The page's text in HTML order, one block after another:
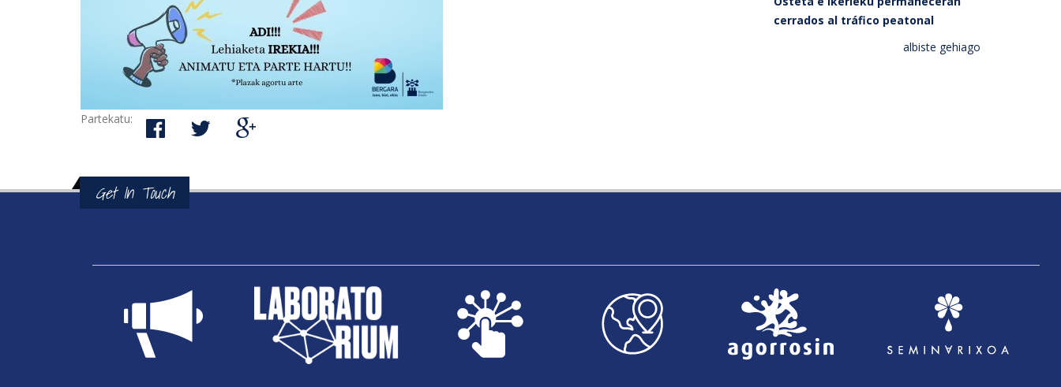
Partekatu:
cerrados al tráfico peatonal
albiste gehiago
Get In Touch